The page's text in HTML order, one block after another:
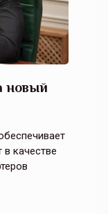
новый
качестве